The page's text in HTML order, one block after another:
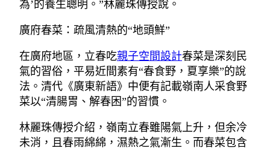
為’的養生聰明。”林麗珠傳授說。
廣府春菜：疏風清熱的“地頭鮮”
在廣府地區，立春吃親子空間設計春菜是深刻民
氣的習俗，平易近間素有“春食野，夏享樂”的說
法。清代《廣東新語》中便有記載嶺南人采食野
菜以“清腸胃、解春困”的習慣。
林麗珠傳授介紹，嶺南立春雖陽氣上升，但余冷
未消，且春雨綿綿，濕熱之氣漸生。而春菜包含